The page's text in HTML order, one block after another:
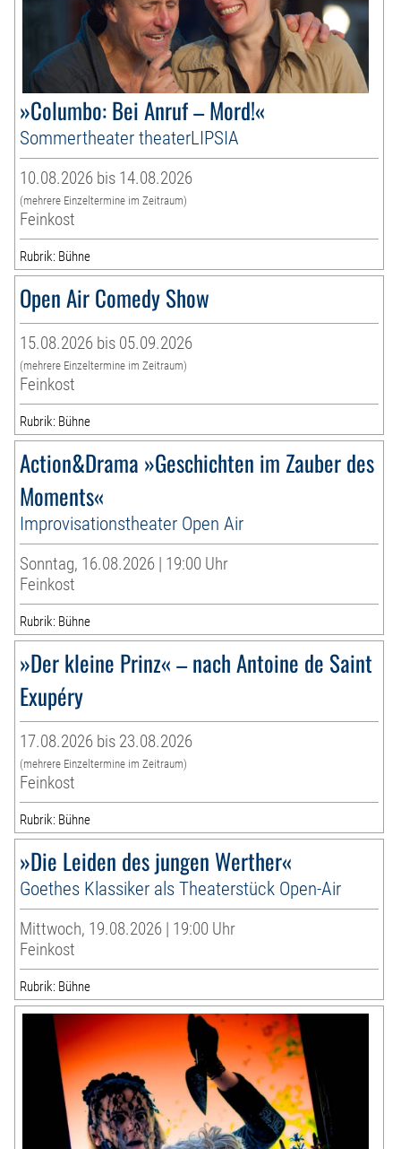
»Columbo: Bei Anruf – Mord!«
Sommertheater theaterLIPSIA
10.08.2026 bis 14.08.2026
(mehrere Einzeltermine im Zeitraum)
Feinkost
Rubrik: Bühne
Open Air Comedy Show
15.08.2026 bis 05.09.2026
(mehrere Einzeltermine im Zeitraum)
Feinkost
Rubrik: Bühne
Action&Drama »Geschichten im Zauber des
Moments«
Improvisationstheater Open Air
Sonntag, 16.08.2026 | 19:00 Uhr
Feinkost
Rubrik: Bühne
»Der kleine Prinz« – nach Antoine de Saint
Exupéry
17.08.2026 bis 23.08.2026
(mehrere Einzeltermine im Zeitraum)
Feinkost
Rubrik: Bühne
»Die Leiden des jungen Werther«
Goethes Klassiker als Theaterstück Open-Air
Mittwoch, 19.08.2026 | 19:00 Uhr
Feinkost
Rubrik: Bühne